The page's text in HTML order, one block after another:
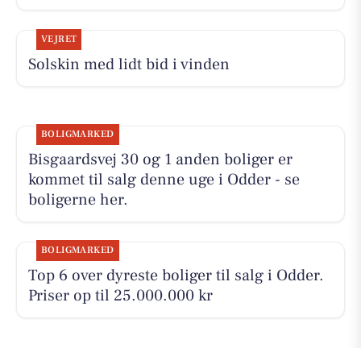
VEJRET
Solskin med lidt bid i vinden
BOLIGMARKED
Bisgaardsvej 30 og 1 anden boliger er
kommet til salg denne uge i Odder - se
boligerne her.
BOLIGMARKED
Top 6 over dyreste boliger til salg i Odder.
Priser op til 25.000.000 kr